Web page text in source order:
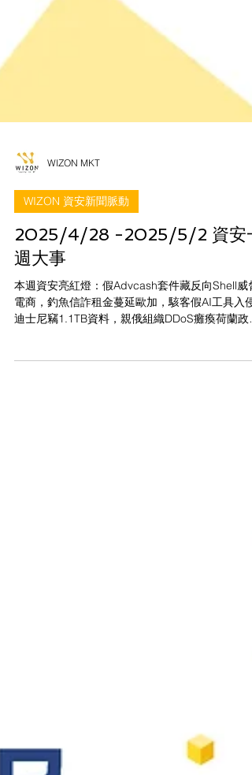
WIZON MKT
WIZON 資安新聞脈動
2025/4/28 -2025/5/2 資安
週大事
本週資安亮紅燈：假Advcash套件藏反向Shell威脅